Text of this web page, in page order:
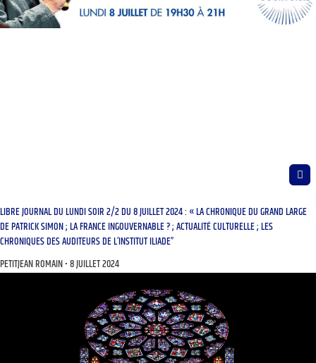
LIBRE JOURNAL DU LUNDI SOIR 2/2 DU 8 JUILLET 2024 : « LA CHRONIQUE DU GRAND LARGE
DE PATRICK SIMON ; LA FRANCE INGOUVERNABLE ? ; ACTUALITÉ CULTURELLE ; LES
CHRONIQUES DES AUDITEURS DE L’INSTITUT ILIADE”
PETITJEAN ROMAIN 8 JUILLET 2024